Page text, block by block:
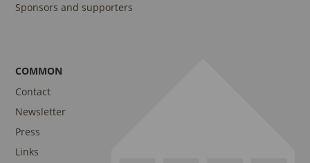
Sponsors and supporters
COMMON
Contact
Newsletter
Press
Links